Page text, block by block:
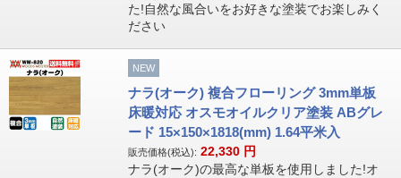
た!自然な風合いをお好きな塗装でお楽しみく
ださい
NEW
ナラ(オーク) 複合フローリング 3mm単板
床暖対応 オスモオイルクリア塗装 ABグレ
ード 15×150×1818(mm) 1.64平米入
販売価格(税込): 22,330 円
ナラ(オーク)の最高な単板を使用しました!オ